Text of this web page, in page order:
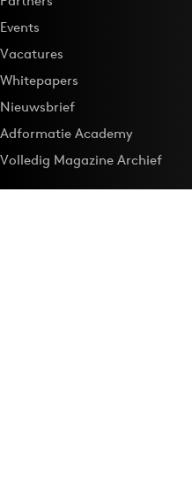
Events
Vacatures
Whitepapers
Nieuwsbrief
Adformatie Academy
Volledig Magazine Archief